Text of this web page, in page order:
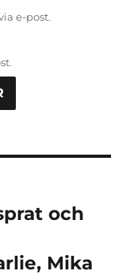
e-post.
och
Mika